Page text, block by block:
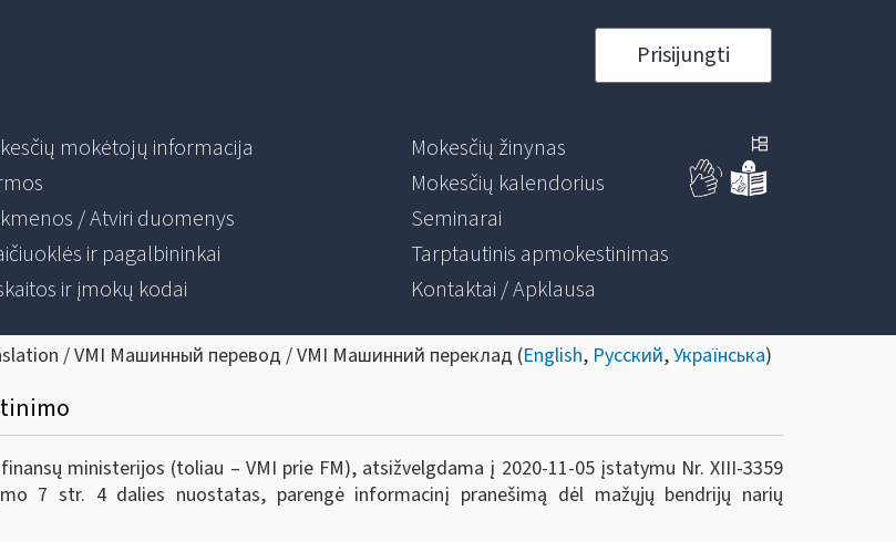
Prisijungti
mokėtojų informacija
/ Atviri duomenys
ir pagalbininkai
ir įmokų kodai
Mokesčių žinynas
Mokesčių kalendorius
Seminarai
Tarptautinis apmokestinimas
Kontaktai / Apklausa
/ VMI Машинный перевод / VMI Машинний переклад (English, Русский,Українська)
ministerijos (toliau – VMI prie FM), atsižvelgdama į 2020-11-05 įstatymu Nr. XIII-3359
7 str. 4 dalies nuostatas, parengė informacinį pranešimą dėl mažųjų bendrijų narių